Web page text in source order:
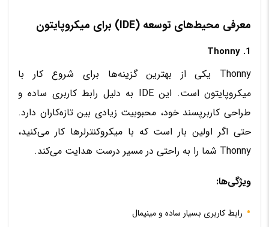
معرفی محیط‌های توسعه (IDE) برای میکروپایتون
1. Thonny
Thonny یکی از بهترین گزینه‌ها برای شروع کار با
میکروپایتون است. این IDE به دلیل رابط کاربری ساده و
طراحی کاربرپسند خود، محبوبیت زیادی بین تازه‌کاران دارد.
حتی اگر اولین بار است که با میکروکنترلرها کار می‌کنید،
Thonny شما را به راحتی در مسیر درست هدایت می‌کند.
ویژگی‌ها:
رابط کاربری بسیار ساده و مینیمال